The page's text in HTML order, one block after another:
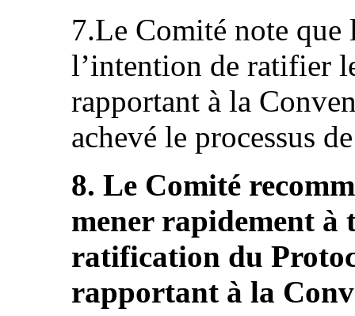
7.Le Comité note que
l’intention de ratifier
rapportant à la
achevé le processus
8. Le Comité
mener rapidement à
ratification du
rapportant à la